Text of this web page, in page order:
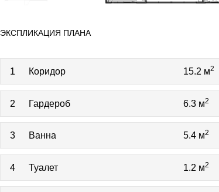
ЭКСПЛИКАЦИЯ ПЛАНА
1 Коридор 15.2 м2
2 Гардероб 6.3 м2
3 Ванна 5.4 м2
4 Туалет 1.2 м2